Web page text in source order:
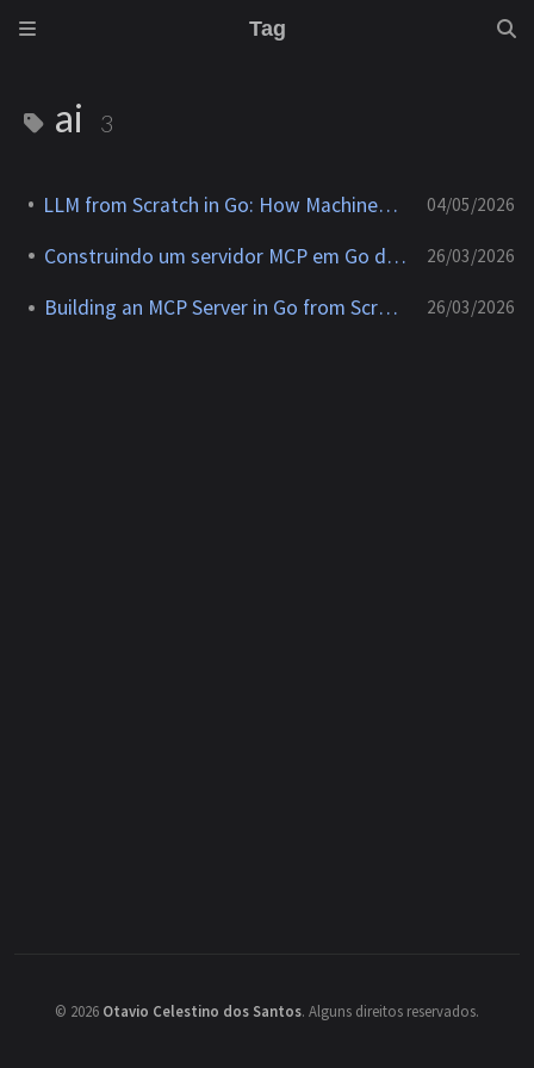
Tag
ai 3
LLM from Scratch in Go: How Machines Read Text 04/05/2026
Construindo um servidor MCP em Go do zero 26/03/2026
Building an MCP Server in Go from Scratch 26/03/2026
© 2026 Otavio Celestino dos Santos. Alguns direitos reservados.